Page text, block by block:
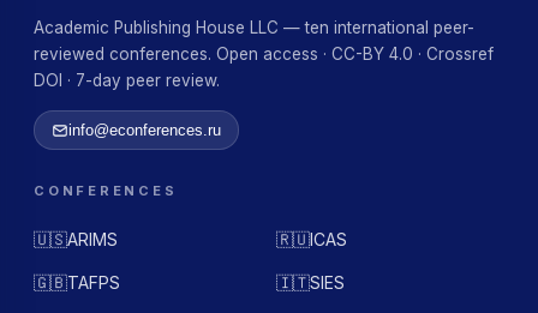
Academic Publishing House LLC — ten international peer-
reviewed conferences. Open access · CC-BY 4.0 · Crossref
DOI · 7-day peer review.
info@econferences.ru
CONFERENCES
🇺🇸ARIMS 🇷🇺ICAS
🇬🇧TAFPS 🇮🇹SIES